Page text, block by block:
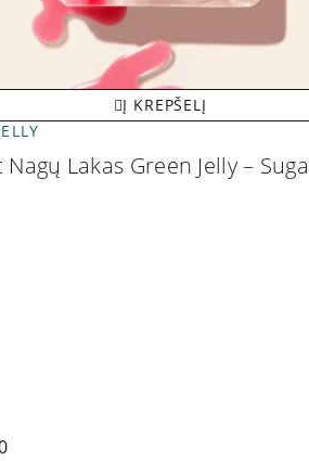
Į KREPŠELĮ
Lakas Green Jelly –